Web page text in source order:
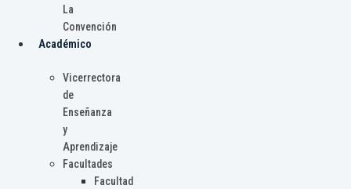
La
Convención
Académico
Vicerrectora
de
Enseñanza
y
Aprendizaje
Facultades
Facultad